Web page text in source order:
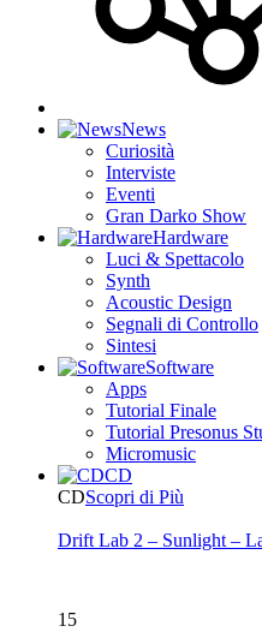
News
Curiosità
Interviste
Eventi
Gran Darko Show
Hardware
Luci & Spettacolo
Synth
Acoustic Design
Segnali di Controllo
Sintesi
Software
Apps
Tutorial Finale
Tutorial Presonus
Micromusic
CD
CDScopri di Più
Drift Lab 2 – Sunlight –
15